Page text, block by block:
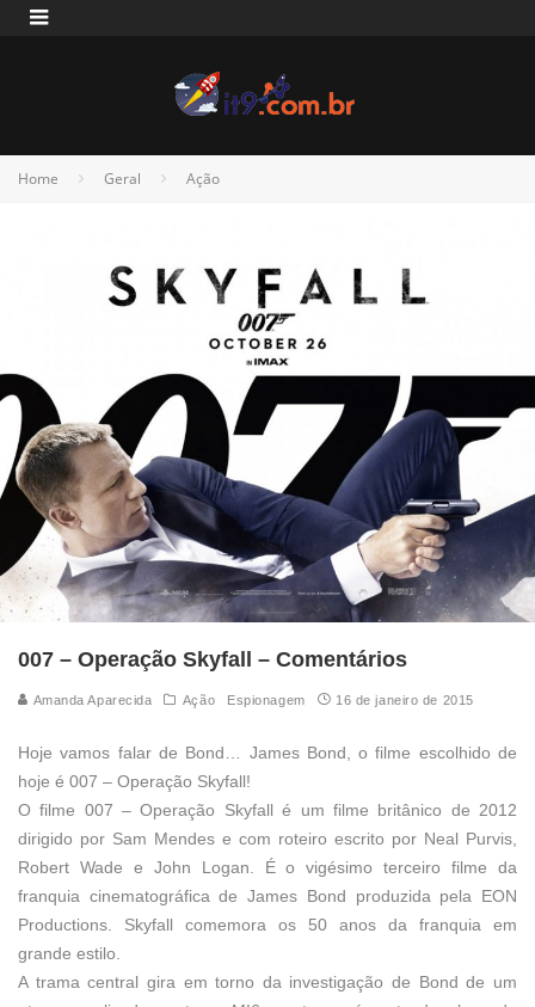
Home Geral Ação
007 – Operação Skyfall – Comentários
Amanda Aparecida Ação Espionagem 16 de janeiro de 2015
Hoje vamos falar de Bond… James Bond, o filme escolhido de
hoje é 007 – Operação Skyfall!
O filme 007– Operação Skyfall é um filme britânico de 2012
dirigido por Sam Mendes e com roteiro escrito por Neal Purvis,
Robert Wade e John Logan. É o vigésimo terceiro filme da
franquia cinematográfica de James Bond produzida pela EON
Productions. Skyfall comemora os 50 anos da franquia em
grande estilo.
A trama central gira em torno da investigação de Bond de um